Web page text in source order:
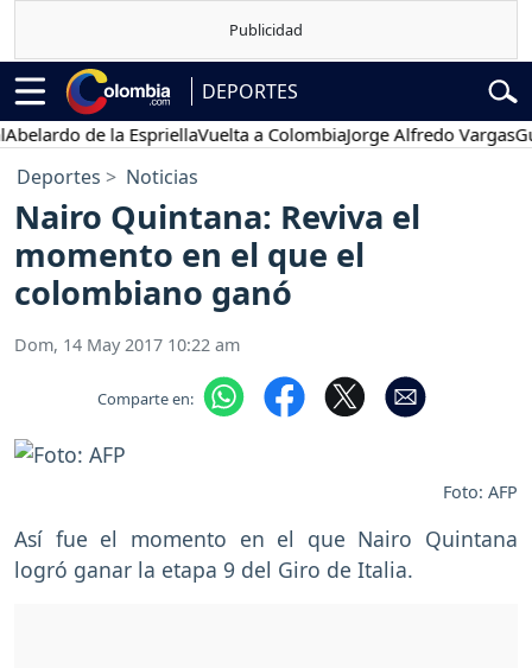
DEPORTES
de la EspriellaVuelta a ColombiaJorge Alfredo Vargas
Deportes Noticias
Nairo Quintana: Reviva el
momento en el que el
colombiano ganó
Dom, 14 May 2017 10:22 am
Comparte en:
Foto: AFP
Así fue el momento en el que Nairo Quintana
logró ganar la etapa 9 del Giro de Italia.